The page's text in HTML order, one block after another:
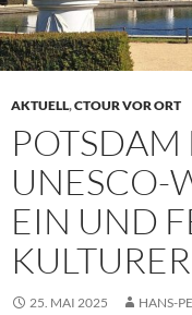
AKTUELL,CTOUR VOR ORT
UNESCO-
EIN UND
25. MAI 2025 HANS-